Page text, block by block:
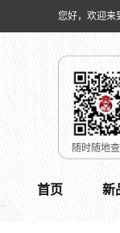
您好，欢迎来
随时随地
首页 新